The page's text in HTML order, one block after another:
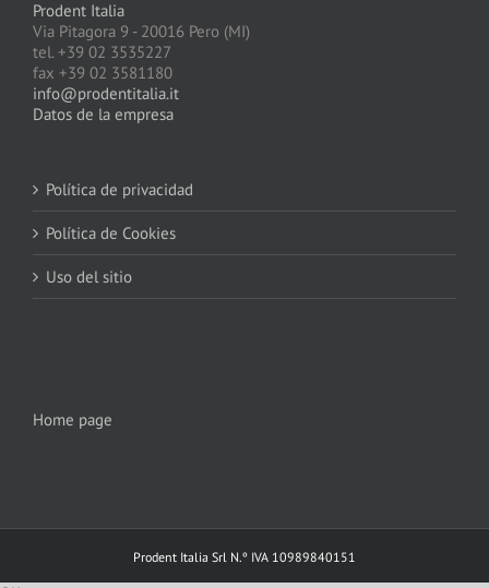
Prodent Italia
Via Pitagora 9 - 20016 Pero (MI)
tel. +39 02 3535227
fax +39 02 3581180
info@prodentitalia.it
Datos de la empresa
Política de privacidad
Política de Cookies
Uso del sitio
Home page
Prodent Italia Srl N.º IVA 10989840151